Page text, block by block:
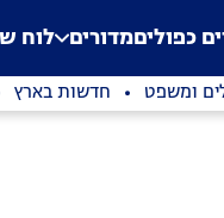
Application error: a
. כפוליםמדורים לוח
ומשפט חדשות בארץ